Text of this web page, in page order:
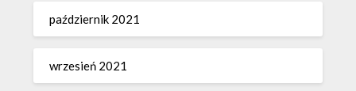
październik 2021
wrzesień 2021